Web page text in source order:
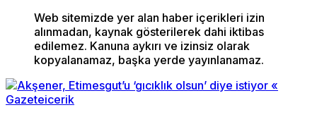
Web sitemizde yer alan haber içerikleri izin
alınmadan, kaynak gösterilerek dahi iktibas
edilemez. Kanuna aykırı ve izinsiz olarak
kopyalanamaz, başka yerde yayınlanamaz.